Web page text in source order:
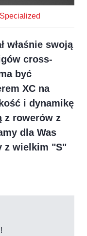
Specialized
właśnie swoją
cross-
być
XC na
i dynamikę
z rowerów z
dla Was
z wielkim "S"